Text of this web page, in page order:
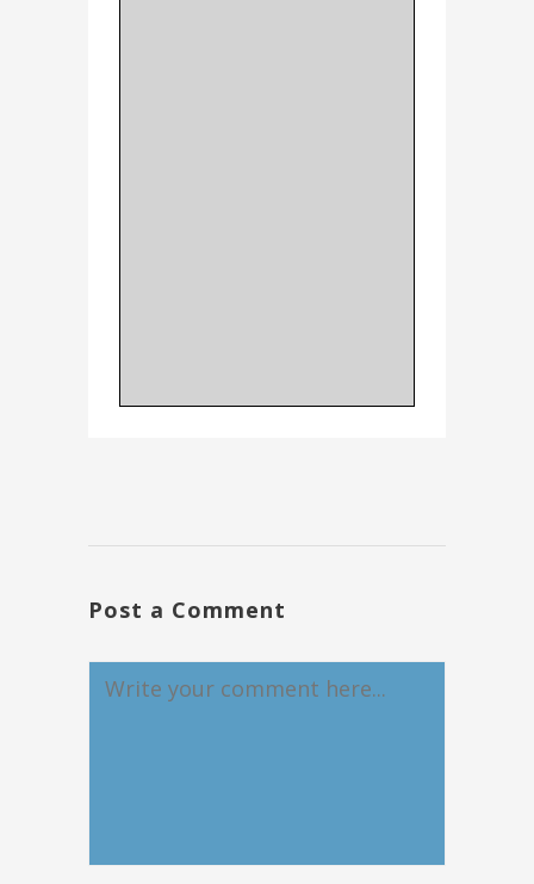
Post a Comment